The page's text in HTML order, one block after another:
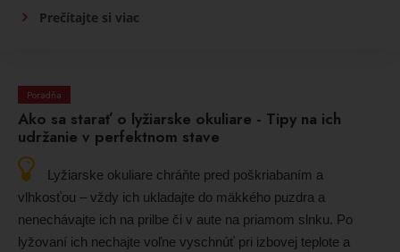
Prečítajte si viac
Poradňa
Ako sa starať o lyžiarske okuliare - Tipy na ich
udržanie v perfektnom stave
Lyžiarske okuliare chráňte pred poškriabaním a
vlhkosťou – vždy ich ukladajte do mäkkého puzdra a
nenechávajte ich na prilbe či v aute na priamom slnku. Po
lyžovaní ich nechajte voľne vyschnúť pri izbovej teplote a